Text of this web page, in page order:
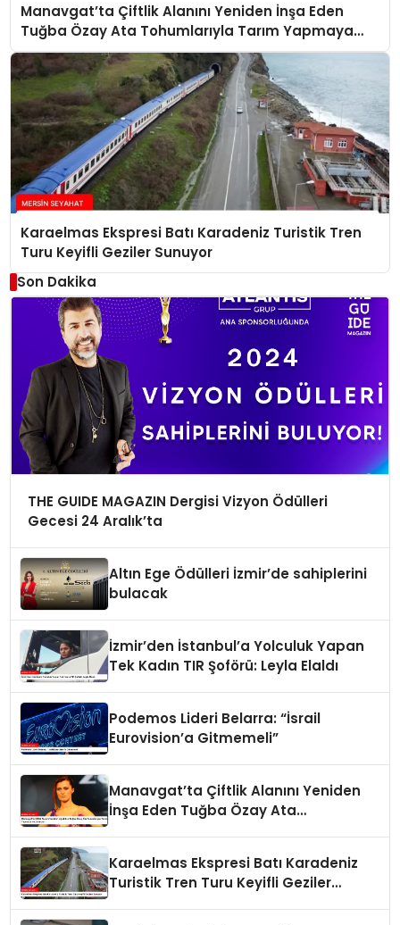
Manavgat’ta Çiftlik Alanını Yeniden İnşa Eden
Tuğba Özay Ata Tohumlarıyla Tarım Yapmaya
Hazırlanıyor
Karaelmas Ekspresi Batı Karadeniz Turistik Tren
Turu Keyifli Geziler Sunuyor
Son Dakika
THE GUIDE MAGAZIN Dergisi Vizyon Ödülleri
Gecesi 24 Aralık’ta
Altın Ege Ödülleri İzmir’de sahiplerini
bulacak
İzmir’den İstanbul’a Yolculuk Yapan
Tek Kadın TIR Şoförü: Leyla Elaldı
Podemos Lideri Belarra: “İsrail
Eurovision’a Gitmemeli”
Manavgat’ta Çiftlik Alanını Yeniden
İnşa Eden Tuğba Özay Ata
Karaelmas Ekspresi Batı Karadeniz
Turistik Tren Turu Keyifli Geziler